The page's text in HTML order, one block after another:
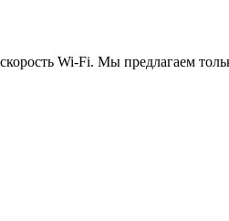
Wi-Fi. Мы предлагаем